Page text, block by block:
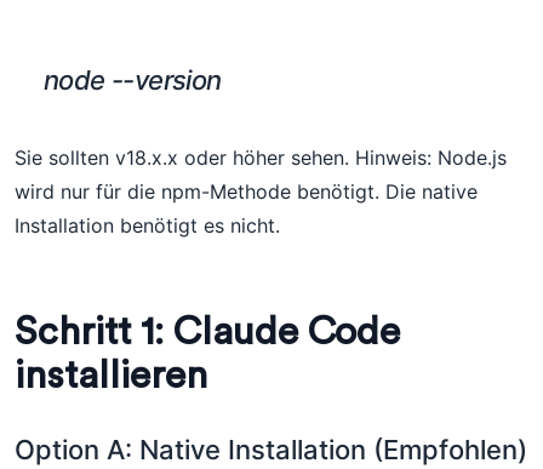
node --version
Sie sollten v18.x.x oder höher sehen. Hinweis: Node.js
wird nur für die npm-Methode benötigt. Die native
Installation benötigt es nicht.
Schritt 1: Claude Code
installieren
Option A: Native Installation (Empfohlen)